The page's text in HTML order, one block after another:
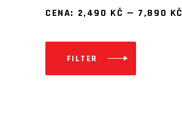
FILTER
CENA: 2,490 KČ — 7,890 KČ